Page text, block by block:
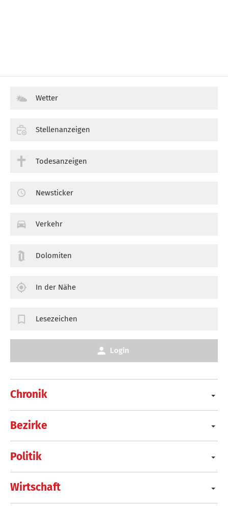
Chronik
Bezirke
Politik
Wirtschaft
Wetter
Stellenanzeigen
Todesanzeigen
Newsticker
Verkehr
Dolomiten
In der Nähe
Lesezeichen
Login